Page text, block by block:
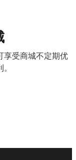
享受商城不定期优